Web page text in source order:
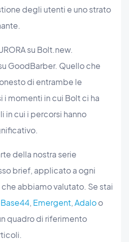
degli utenti e uno strato
su Bolt.new.
GoodBarber. Quello che
di entrambe le
i momenti in cui Bolt ci ha
in cui i percorsi hanno
della nostra serie
brief, applicato a ogni
abbiamo valutato. Se stai
Base44, Emergent,Adaloo
quadro di riferimento